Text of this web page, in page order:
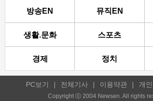
방송EN 뮤직EN
생활.문화 스포츠
경제 정치
PC보기 | 전체기사 | 이용약관 | 개
Copyright ⓒ 2004 Newsen. All rights